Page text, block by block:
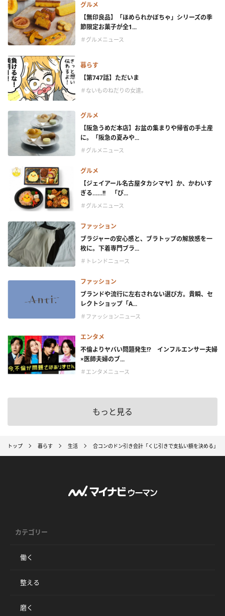
グルメ
【無印良品】「ほめられかぼちゃ」シリーズの季
節限定お菓子が全1...
＃グルメニュース
暮らす
【第747話】ただいま
＃ないものねだりの女達。
グルメ
【阪急うめだ本店】お盆の集まりや帰省の手土産
に。「阪急の夏みや...
＃グルメニュース
グルメ
【ジェイアール名古屋タカシマヤ】か、かわいす
ぎる……!! 「ぴ...
＃グルメニュース
ファッション
ブラジャーの安心感と、ブラトップの解放感を一
枚に。下着専門ブラ...
＃トレンドニュース
ファッション
ブランドや流行に左右されない選び方。貴瞬、セ
レクトショップ「A...
＃ファッションニュース
エンタメ
不倫よりヤバい問題発生!? インフルエンサー夫婦
×医師夫婦のブ...
＃エンタメニュース
もっと見る
トップ 暮らす 生活 合コンのドン引き会計「くじ引きで支払い額を決める」
カテゴリー
働く
整える
磨く